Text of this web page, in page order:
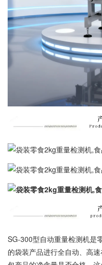
SG-300型自动重量检测机是
的袋装产品进行全自动、高